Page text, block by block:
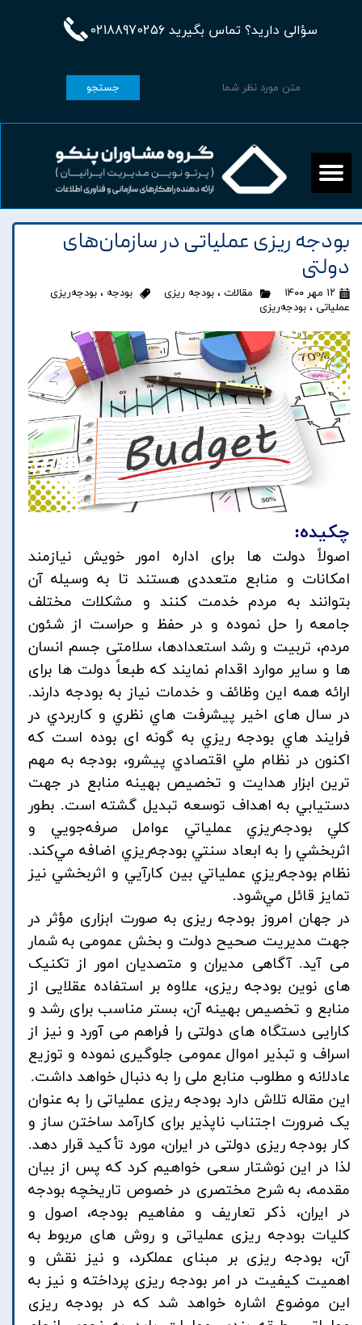
سؤالی دارید؟ تماس بگیرید 02188970256
جستجو
بودجه ریزی عملیاتی در سازمان‌های
دولتی
۱۲ مهر ۱۴۰۰ مقالات ، بودجه ریزی بودجه ، بودجه‌ریزی
عملیاتی ، بودجه‌ریزی
چکیده:
اصولاً دولت ها برای اداره امور خویش نیازمند
امکانات و منابع متعددی هستند تا به وسیله آن
بتوانند به مردم خدمت کنند و مشکلات مختلف
جامعه را حل نموده و در حفظ و حراست از شئون
مردم، تربیت و رشد استعدادها، سلامتی جسم انسان
ها و سایر موارد اقدام نمایند که طبعاً دولت ها برای
ارائه همه این وظائف و خدمات نیاز به بودجه دارند.
در سال های اخیر پيشرفت هاي نظري و كاربردي در
فرايند هاي بودجه ريزي به گونه ای بوده است كه
اكنون در نظام ملي اقتصادي پيشرو، بودجه به مهم
ترين ابزار هدايت و تخصيص بهينه منابع در جهت
دستيابي به اهداف توسعه تبديل گشته است. بطور
كلي بودجه‌ريزي عملياتي عوامل صرفه‌جويي و
اثربخشي را به ابعاد سنتي بودجه‌ريزي اضافه مي‌كند.
نظام بودجه‌ريزي عملياتي بين كارآيي و اثربخشي نیز
تمايز قائل مي‌شود.
در جهان امروز بودجه ریزی به صورت ابزاری مؤثر در
جهت مدیریت صحیح دولت و بخش عمومی به شمار
می آید. آگاهی مدیران و متصدیان امور از تکنیک
های نوین بودجه ریزی، علاوه بر استفاده عقلایی از
منابع و تخصیص بهینه آن، بستر مناسب برای رشد و
کارایی دستگاه های دولتی را فراهم می آورد و نیز از
اسراف و تبذیر اموال عمومی جلوگیری نموده و توزیع
عادلانه و مطلوب منابع ملی را به دنبال خواهد داشت.
این مقاله تلاش دارد بودجه ریزی عملیاتی را به عنوان
یک ضرورت اجتناب ناپذیر برای کارآمد ساختن ساز و
کار بودجه ریزی دولتی در ایران، مورد تأکید قرار دهد.
لذا در این نوشتار سعی خواهیم کرد که پس از بیان
مقدمه، به شرح مختصری در خصوص تاریخچه بودجه
در ایران، ذکر تعاریف و مفاهیم بودجه، اصول و
کلیات بودجه ریزی عملیاتی و روش های مربوط به
آن، بودجه ریزی بر مبنای عملکرد، و نیز نقش و
اهمیت کیفیت در امر بودجه ریزی پرداخته و نیز به
این موضوع اشاره خواهد شد که در بودجه ریزی